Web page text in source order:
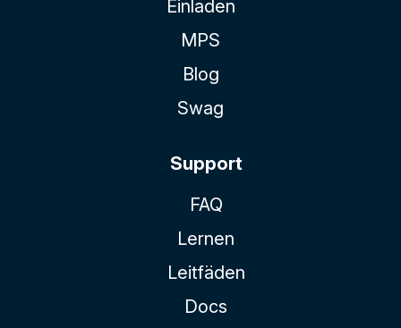
Einladen
MPS
Blog
Swag
Support
FAQ
Lernen
Leitfäden
Docs